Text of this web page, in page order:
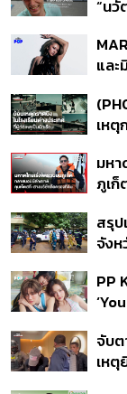
ของ
“นวั
และ
สัม
เหตุ
นักเ
มหา
ภูเก็
ที่ดิ
โรง
สรุป
จัง
ปมค้
สห
PP
สิกวิ
จับต
เหตุ